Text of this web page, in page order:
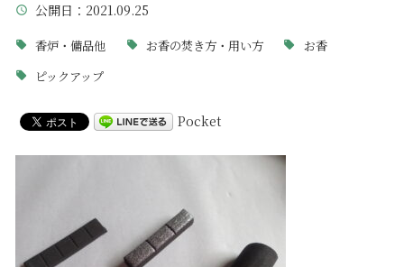
公開日 ：2021.09.25
香炉・備品他 お香の焚き方・用い方
お香
ピックアップ
Pocket